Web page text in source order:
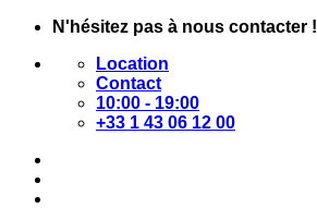
Passer
contenu
N'hésitez pas à nous contacter !
Location
Contact
10:00 - 19:00
+33 1 43 06 12 00